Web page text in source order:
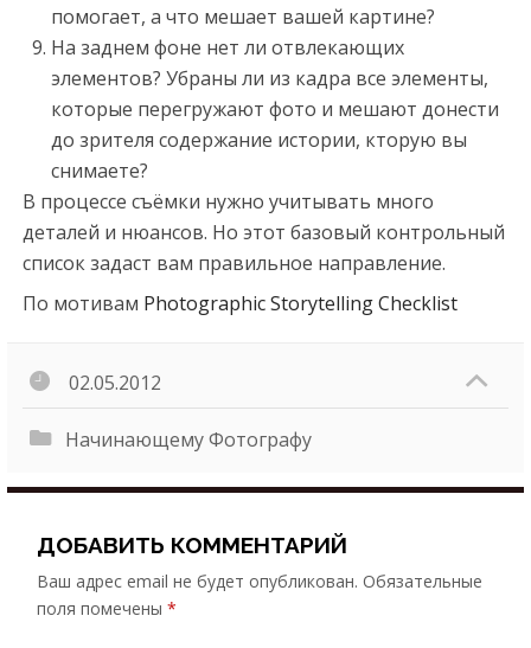
помогает, а что мешает вашей картине?
На заднем фоне нет ли отвлекающих
элементов? Убраны ли из кадра все элементы,
которые перегружают фото и мешают донести
до зрителя содержание истории, кторую вы
снимаете?
В процессе съёмки нужно учитывать много
деталей и нюансов. Но этот базовый контрольный
список задаст вам правильное направление.
По мотивам Photographic Storytelling Checklist
02.05.2012
Начинающему Фотографу
ДОБАВИТЬ КОММЕНТАРИЙ
Ваш адрес email не будет опубликован. Обязательные
поля помечены*